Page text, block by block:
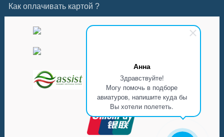
Анна
Здравствуйте!
Могу помочь в подборе
авиатуров, напишите куда бы
Вы хотели полететь.
Как оплачивать картой ?